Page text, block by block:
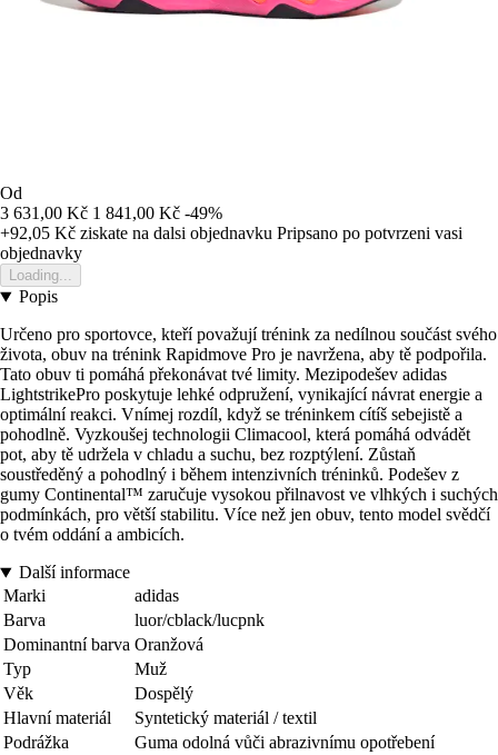
Od
3 631,00 Kč 1 841,00 Kč -49%
+92,05 Kč ziskate na dalsi objednavku Pripsano po potvrzeni vasi
objednavky
Loading...
Popis
Určeno pro sportovce, kteří považují trénink za nedílnou součást svého
života, obuv na trénink Rapidmove Pro je navržena, aby tě podpořila.
Tato obuv ti pomáhá překonávat tvé limity. Mezipodešev adidas
LightstrikePro poskytuje lehké odpružení, vynikající návrat energie a
optimální reakci. Vnímej rozdíl, když se tréninkem cítíš sebejistě a
pohodlně. Vyzkoušej technologii Climacool, která pomáhá odvádět
pot, aby tě udržela v chladu a suchu, bez rozptýlení. Zůstaň
soustředěný a pohodlný i během intenzivních tréninků. Podešev z
gumy Continental™ zaručuje vysokou přilnavost ve vlhkých i suchých
podmínkách, pro větší stabilitu. Více než jen obuv, tento model svědčí
o tvém oddání a ambicích.
Další informace
Marki
adidas
Barva
luor/cblack/lucpnk
Dominantní barva Oranžová
Typ
Muž
Věk
Dospělý
Hlavní materiál
Syntetický materiál / textil
Podrážka
Guma odolná vůči abrazivnímu opotřebení